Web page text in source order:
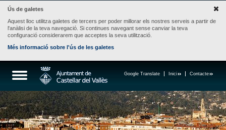
Ús de galetes
Aquest lloc utilitza galetes de tercers per poder millorar els nostres serveis a partir de
l'anàlisi de la teva navegació. Si continues navegant sense canviar la teva
configuració considerarem que acceptes la seva utilització.
Més informació sobre l'ús de les galetes
Contacte
Inici
Google Translate